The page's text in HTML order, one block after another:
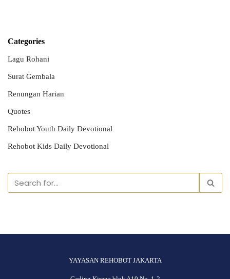
Categories
Lagu Rohani
Surat Gembala
Renungan Harian
Quotes
Rehobot Youth Daily Devotional
Rehobot Kids Daily Devotional
YAYASAN REHOBOT JAKARTA